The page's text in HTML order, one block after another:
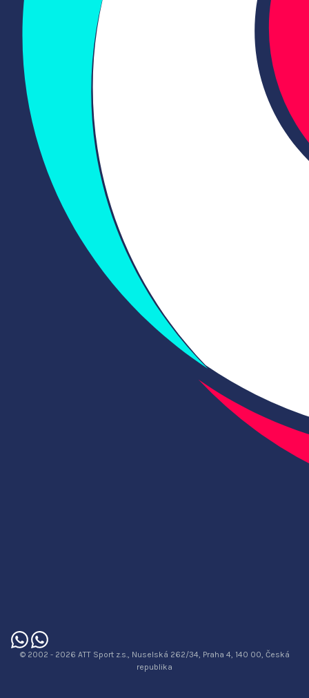
© 2002 - 2026 ATT Sport z.s., Nuselská 262/34, Praha 4, 140 00, Česká
republika